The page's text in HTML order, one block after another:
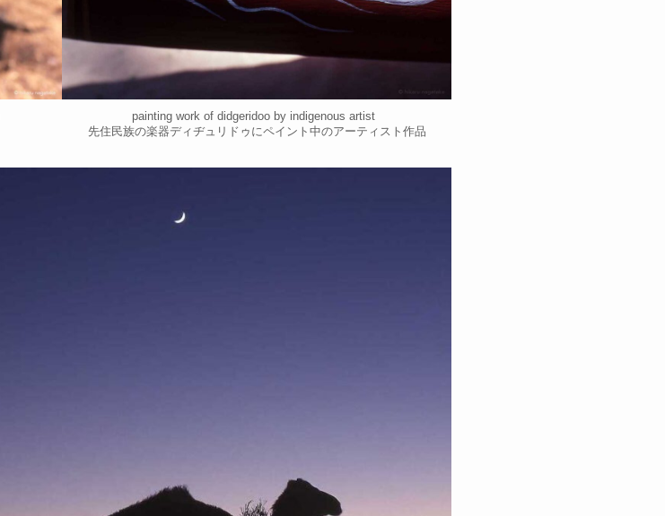
painting work of didgeridoo by indigenous artist
先住民族の楽器ディヂュリドゥにペイント中のアーティスト作品